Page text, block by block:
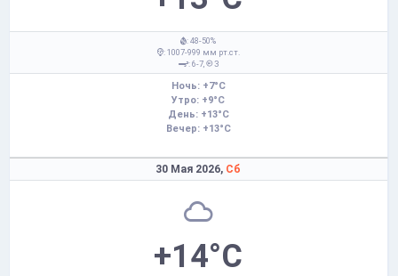
: 48-50%
: 1007-999 мм рт.ст.
: 6-7,
З
Ночь: +7°C
Утро: +9°C
День: +13°C
Вечер: +13°C
30 Мая 2026, Сб
+14°C